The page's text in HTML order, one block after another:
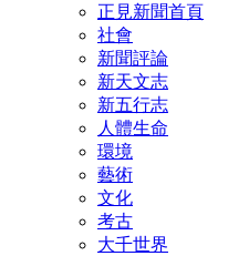
正見新聞首頁
社會
新聞評論
新天文志
新五行志
人體生命
環境
藝術
文化
考古
大千世界